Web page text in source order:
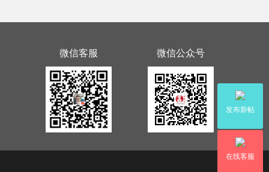
发布新帖
在线客服
微信客服 微信公众号